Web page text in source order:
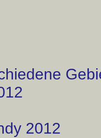
2012